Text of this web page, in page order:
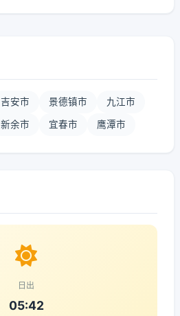
吉安市 景德镇市 九江市
新余市 宜春市 鹰潭市
日出
05:42